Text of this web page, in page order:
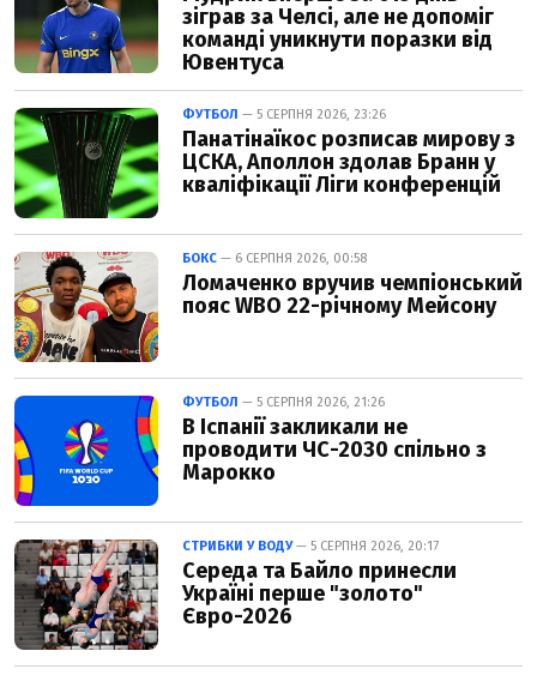
зіграв за Челсі, але не допоміг
команді уникнути поразки від
Ювентуса
ФУТБОЛ — 5 СЕРПНЯ 2026, 23:26
Панатінаїкос розписав мирову з
ЦСКА, Аполлон здолав Бранн у
кваліфікації Ліги конференцій
БОКС — 6 СЕРПНЯ 2026, 00:58
Ломаченко вручив чемпіонський
пояс WBO 22-річному Мейсону
ФУТБОЛ — 5 СЕРПНЯ 2026, 21:26
В Іспанії закликали не
проводити ЧС-2030 спільно з
Марокко
СТРИБКИ У ВОДУ— 5 СЕРПНЯ 2026, 20:17
Середа та Байло принесли
Україні перше "золото"
Євро-2026